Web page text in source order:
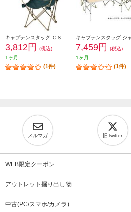
3,812円
(税込)
1ヶ月
(1件)
7,459円
(税込)
1ヶ月
(1件)
メルマガ 旧Twitter
WEB限定クーポン
アウトレット掘り出し物
中古(PC/スマホ/カメラ)